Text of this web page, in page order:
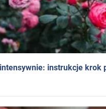
instrukcje krok